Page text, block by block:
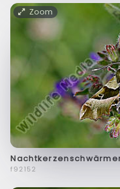
Zoom
f92152